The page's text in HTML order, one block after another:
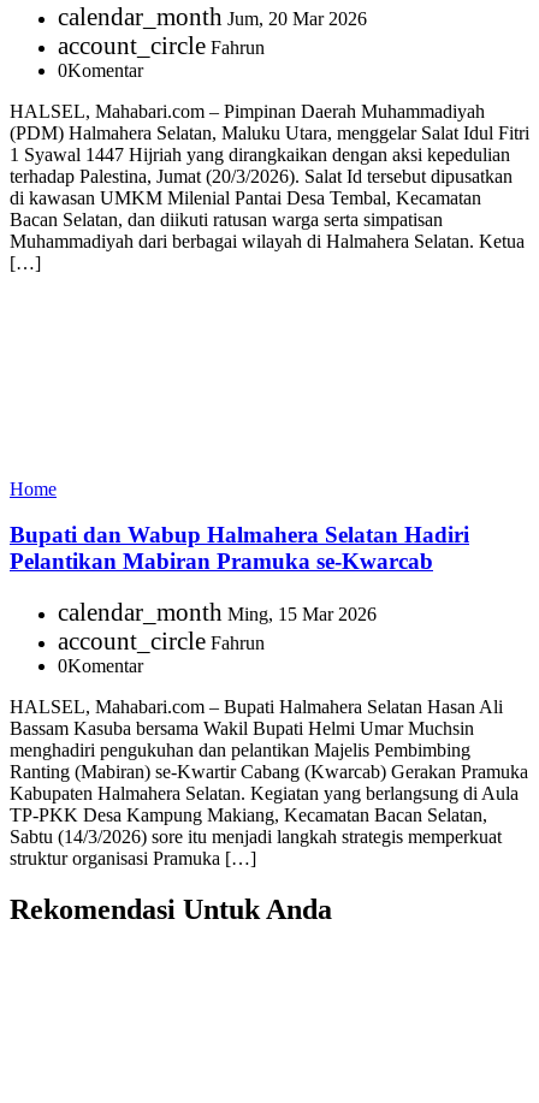
calendar_month Jum, 20 Mar 2026
account_circle Fahrun
0Komentar
HALSEL, Mahabari.com – Pimpinan Daerah Muhammadiyah
(PDM) Halmahera Selatan, Maluku Utara, menggelar Salat Idul Fitri
1 Syawal 1447 Hijriah yang dirangkaikan dengan aksi kepedulian
terhadap Palestina, Jumat (20/3/2026). Salat Id tersebut dipusatkan
di kawasan UMKM Milenial Pantai Desa Tembal, Kecamatan
Bacan Selatan, dan diikuti ratusan warga serta simpatisan
Muhammadiyah dari berbagai wilayah di Halmahera Selatan. Ketua
[…]
Home
Bupati dan Wabup Halmahera Selatan Hadiri
Pelantikan Mabiran Pramuka se-Kwarcab
calendar_month Ming, 15 Mar 2026
account_circle Fahrun
0Komentar
HALSEL, Mahabari.com – Bupati Halmahera Selatan Hasan Ali
Bassam Kasuba bersama Wakil Bupati Helmi Umar Muchsin
menghadiri pengukuhan dan pelantikan Majelis Pembimbing
Ranting (Mabiran) se-Kwartir Cabang (Kwarcab) Gerakan Pramuka
Kabupaten Halmahera Selatan. Kegiatan yang berlangsung di Aula
TP-PKK Desa Kampung Makiang, Kecamatan Bacan Selatan,
Sabtu (14/3/2026) sore itu menjadi langkah strategis memperkuat
struktur organisasi Pramuka […]
Rekomendasi Untuk Anda